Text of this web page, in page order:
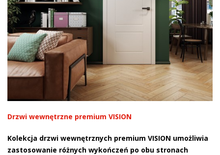
Drzwi wewnętrzne premium VISION
Kolekcja drzwi wewnętrznych premium VISION umożliwia
zastosowanie różnych wykończeń po obu stronach